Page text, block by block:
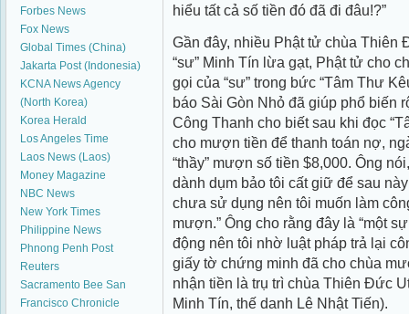
Forbes News
Fox News
Global Times (China)
Jakarta Post (Indonesia)
KCNA News Agency
(North Korea)
Korea Herald
Los Angeles Time
Laos News (Laos)
Money Magazine
NBC News
New York Times
Philippine News
Phnong Penh Post
Reuters
Sacramento Bee San
Francisco Chronicle
hiểu tất cả số tiền đó đã đi đâu!?”
Gần đây, nhiều Phật tử chùa
“sư” Minh Tín lừa gạt, Phật tử cho
gọi của “sư” trong bức “Tâm Thư
báo Sài Gòn Nhỏ đã giúp phổ biến
Công Thanh cho biết sau khi đọc
cho mượn tiền để thanh toán nợ,
“thầy” mượn số tiền $8,000. Ông
dành dụm bảo tôi cất giữ để sau
chưa sử dụng nên tôi muốn làm
mượn.” Ông cho rằng đây là “một
động nên tôi nhờ luật pháp trả lại
giấy tờ chứng minh đã cho chùa
nhận tiền là trụ trì chùa Thiên Ðức
Minh Tín, thế danh Lê Nhật Tiến).